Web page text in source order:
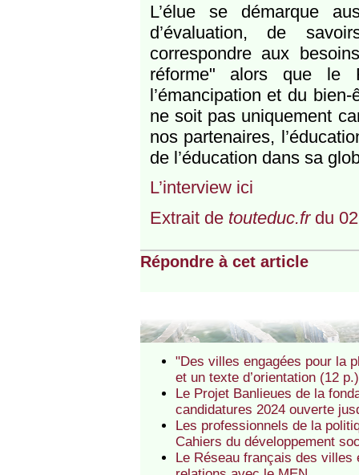
L’élue se démarque
d’évaluation, de
correspondre aux
réforme" alors que le
l’émancipation et du
ne soit pas uniquement
nos partenaires,
de l’éducation dans sa
L’interview ici
Extrait de touteduc.frdu
Répondre à cet article
"Des villes engagées pour la
et un texte d’orientation (12 p.)
Le Projet Banlieues de la
candidatures 2024 ouverte
Les professionnels de la
Cahiers du développement
Le Réseau français des